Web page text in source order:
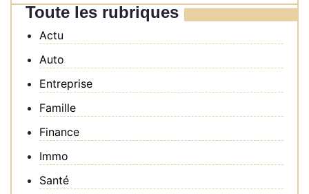
Toute les rubriques
Actu
Auto
Entreprise
Famille
Finance
Immo
Santé